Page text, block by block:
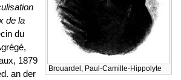
Brouardel, Paul-Camille-Hippolyte
de la
du
1879
an der